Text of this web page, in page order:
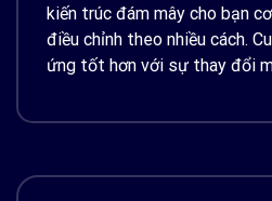
kiến ​​trúc đám mây cho bạn
điều chỉnh theo nhiều cách.
ứng tốt hơn với sự thay đổi